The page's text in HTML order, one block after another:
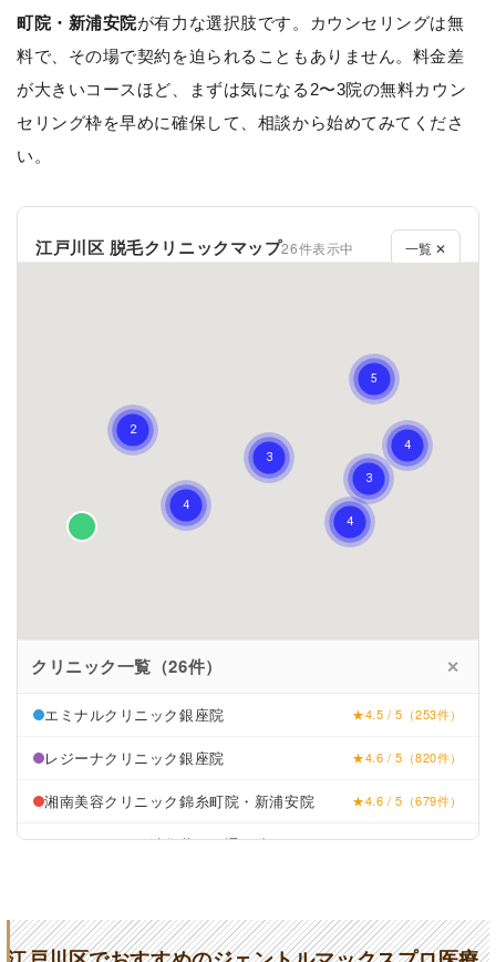
町院・新浦安院が有力な選択肢です。カウンセリングは無
料で、その場で契約を迫られることもありません。料金差
が大きいコースほど、まずは気になる2〜3院の無料カウン
セリング枠を早めに確保して、相談から始めてみてくださ
い。
江戸川区 脱毛クリニックマップ26件表示中 一覧 ✕
クリニック一覧（26件） ✕
エミナルクリニック銀座院 ★4.5 / 5（253件）
レジーナクリニック銀座院 ★4.6 / 5（820件）
湘南美容クリニック錦糸町院・新浦安院 ★4.6 / 5（679件）
リゼクリニック渋谷井の頭通り院
しん皮フ科クリニック ★3.4 / 5（42件）